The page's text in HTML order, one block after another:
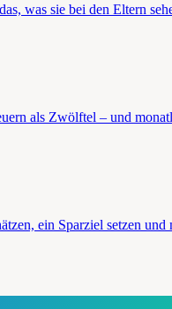
was sie bei den Eltern
als Zwölftel – und
ein Sparziel setzen